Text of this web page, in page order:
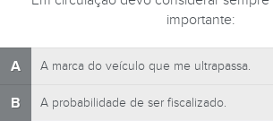
importante:
A A marca do veículo que me ultrapassa.
B A probabilidade de ser fiscalizado.